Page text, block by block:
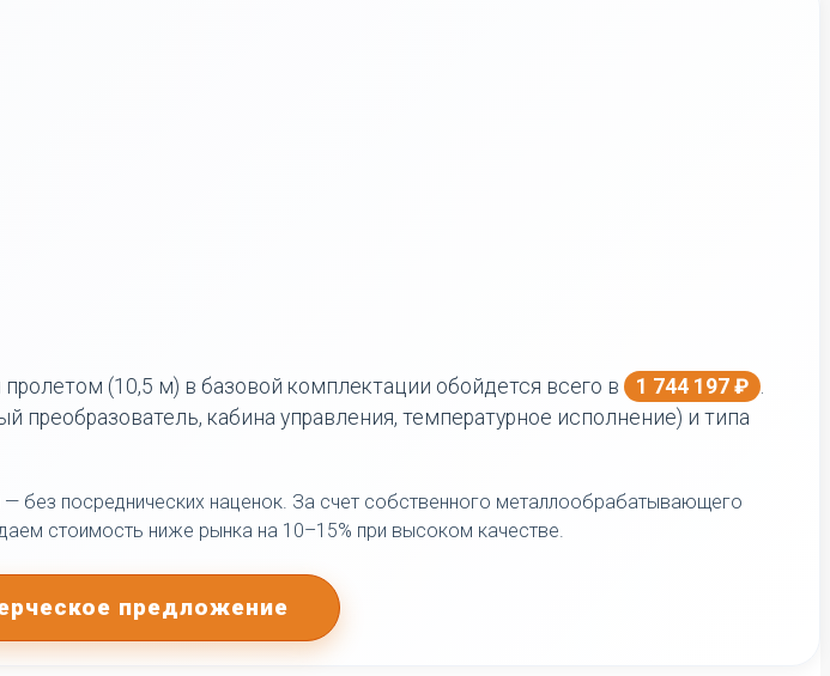
(10,5 м) в базовой комплектации обойдется всего в 1 744 197 ₽ .
кабина управления, температурное исполнение) и типа
без посреднических наценок. За счет собственного металлообрабатывающего
стоимость ниже рынка на 10–15% при высоком качестве.
предложение